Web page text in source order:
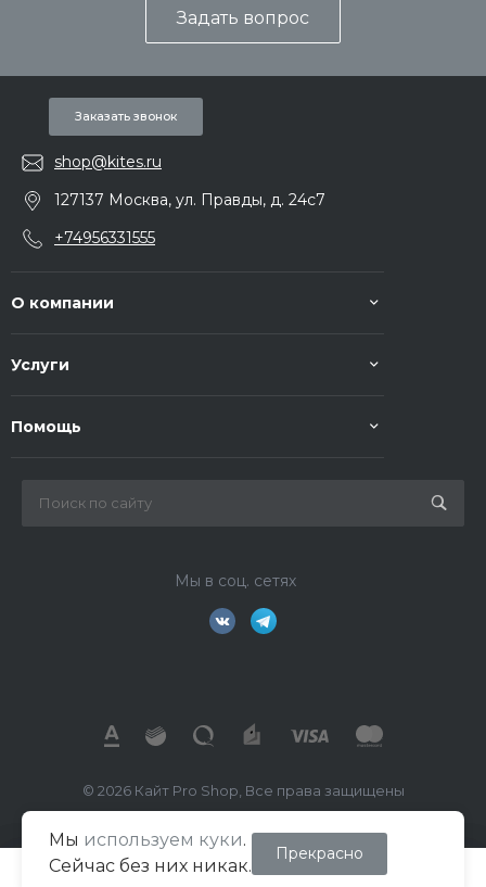
Задать вопрос
Заказать звонок
shop@kites.ru
127137 Москва, ул. Правды, д. 24с7
+74956331555
О компании
Услуги
Помощь
Мы в соц. сетях
© 2026 Кайт Pro Shop, Все права защищены
ИП Маркелов В.А.
ИНН 026702391260
Мы используем куки.
Сейчас без них никак.
Прекрасно